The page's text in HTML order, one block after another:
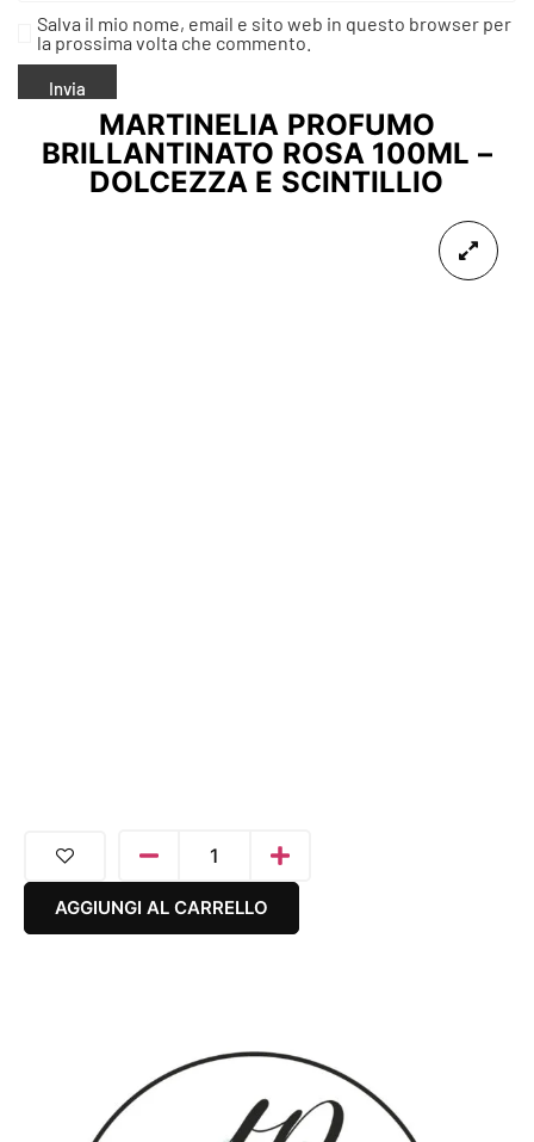
Salva il mio nome, email e sito web in questo browser per
la prossima volta che commento.
MARTINELIA PROFUMO
BRILLANTINATO ROSA 100ML –
DOLCEZZA E SCINTILLIO
AGGIUNGI AL CARRELLO